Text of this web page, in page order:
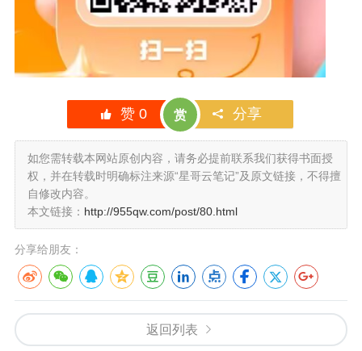
赞 0 赏 分享
如您需转载本网站原创内容，请务必提前联系我们获得书面授
权，并在转载时明确标注来源“星哥云笔记”及原文链接，不得擅
自修改内容。
本文链接： http://955qw.com/post/80.html
分享给朋友：
返回列表